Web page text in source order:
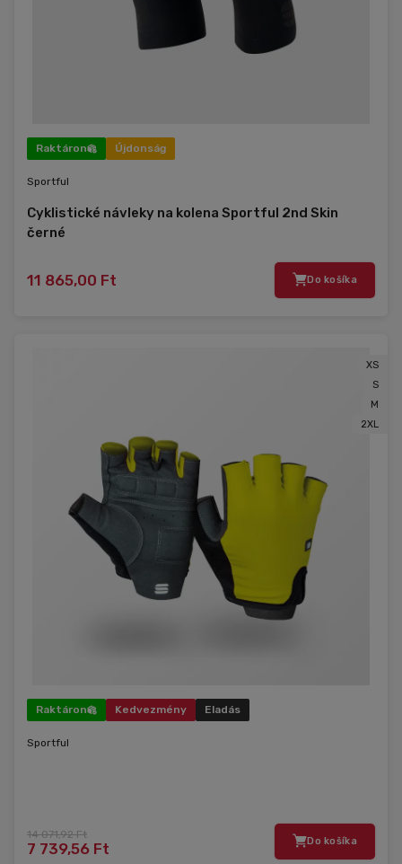
Raktáron Újdonság
Sportful
Cyklistické návleky na kolena Sportful 2nd Skin
černé
11 865,00 Ft Do košíka
XS
S
M
2XL
Raktáron Kedvezmény Eladás
Sportful
14 071,92 Ft
7 739,56 Ft Do košíka